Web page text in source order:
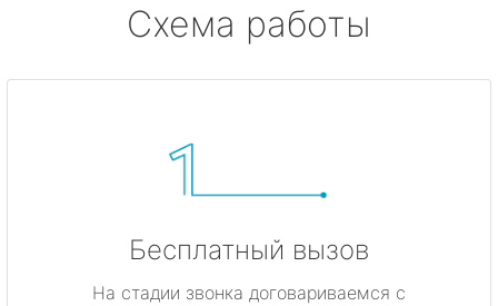
Схема работы
Бесплатный вызов
На стадии звонка договариваемся с